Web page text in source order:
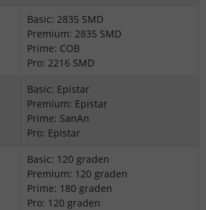
Basic: 2835 SMD
Premium: 2835 SMD
Prime: COB
Pro: 2216 SMD
Basic: Epistar
Premium: Epistar
Prime: SanAn
Pro: Epistar
Basic: 120 graden
Premium: 120 graden
Prime: 180 graden
Pro: 120 graden